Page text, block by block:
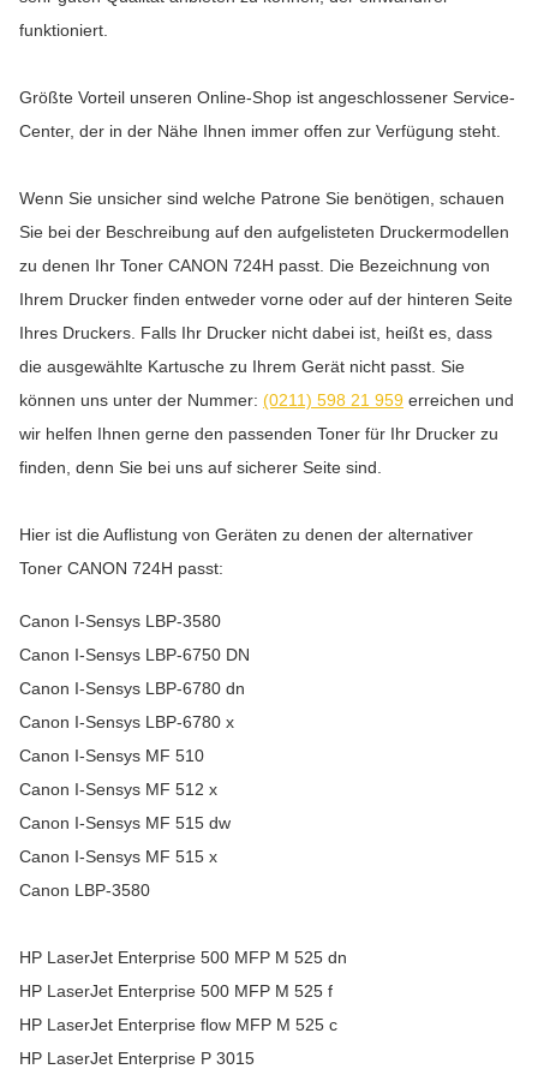
funktioniert.
Größte Vorteil unseren Online-Shop ist angeschlossener Service-
Center, der in der Nähe Ihnen immer offen zur Verfügung steht.
Wenn Sie unsicher sind welche Patrone Sie benötigen, schauen
Sie bei der Beschreibung auf den aufgelisteten Druckermodellen
zu denen Ihr Toner CANON 724H passt. Die Bezeichnung von
Ihrem Drucker finden entweder vorne oder auf der hinteren Seite
Ihres Druckers. Falls Ihr Drucker nicht dabei ist, heißt es, dass
die ausgewählte Kartusche zu Ihrem Gerät nicht passt. Sie
können uns unter der Nummer: (0211) 598 21 959 erreichen und
wir helfen Ihnen gerne den passenden Toner für Ihr Drucker zu
finden, denn Sie bei uns auf sicherer Seite sind.
Hier ist die Auflistung von Geräten zu denen der alternativer
Toner CANON 724H passt:
Canon I-Sensys LBP-3580
Canon I-Sensys LBP-6750 DN
Canon I-Sensys LBP-6780 dn
Canon I-Sensys LBP-6780 x
Canon I-Sensys MF 510
Canon I-Sensys MF 512 x
Canon I-Sensys MF 515 dw
Canon I-Sensys MF 515 x
Canon LBP-3580
HP LaserJet Enterprise 500 MFP M 525 dn
HP LaserJet Enterprise 500 MFP M 525 f
HP LaserJet Enterprise flow MFP M 525 c
HP LaserJet Enterprise P 3015